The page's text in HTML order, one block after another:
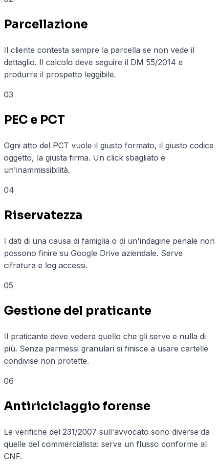
Parcellazione
Il cliente contesta sempre la parcella se non vede il
dettaglio. Il calcolo deve seguire il DM 55/2014 e
produrre il prospetto leggibile.
03
PEC e PCT
Ogni atto del PCT vuole il giusto formato, il giusto codice
oggetto, la giusta firma. Un click sbagliato è
un'inammissibilità.
04
Riservatezza
I dati di una causa di famiglia o di un'indagine penale non
possono finire su Google Drive aziendale. Serve
cifratura e log accessi.
05
Gestione del praticante
Il praticante deve vedere quello che gli serve e nulla di
più. Senza permessi granulari si finisce a usare cartelle
condivise non protette.
06
Antiriciclaggio forense
Le verifiche del 231/2007 sull'avvocato sono diverse da
quelle del commercialista: serve un flusso conforme al
CNF.